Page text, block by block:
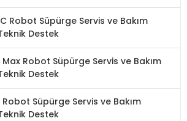
Robot Süpürge Servis ve Bakım
Destek
Robot Süpürge Servis ve Bakım
Destek
Süpürge Servis ve Bakım
Destek